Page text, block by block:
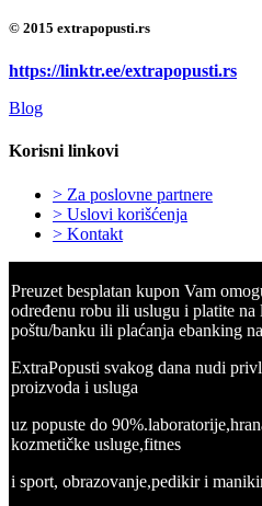
© 2015 extrapopusti.rs
https://linktr.ee/extrapopusti.rs
Blog
Korisni linkovi
> Za poslovne partnere
> Uslovi korišćenja
> Kontakt
Preuzet besplatan kupon Vam
određenu robu ili uslugu i platite na
poštu/banku ili plaćanja ebanking
ExtraPopusti svakog dana nudi
proizvoda i usluga
uz popuste do
kozmetičke usluge,fitnes
i sport, obrazovanje,pedikir i